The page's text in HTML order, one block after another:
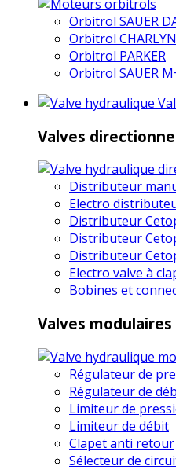
Orbitrol SAUER
Orbitrol
Orbitrol PARKER
Orbitrol SAUER
Valves
Distributeur
Electro
Distributeur
Distributeur
Distributeur
Electro valve à
Bobines et
Valves modulaires
Régulateur de
Régulateur de
Limiteur de
Limiteur de débit
Clapet anti retour
Sélecteur de